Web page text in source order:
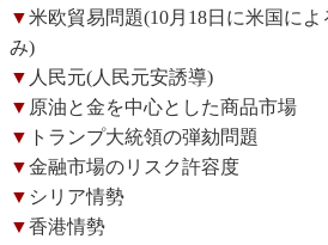
▼米欧貿易問題(10月18日に米国に
み)
▼ 人民元(人民元安誘導)
▼ 原油と金を中心とした商品市場
▼ トランプ大統領の弾劾問題
▼金融市場のリスク許容度
▼ シリア情勢
▼香港情勢